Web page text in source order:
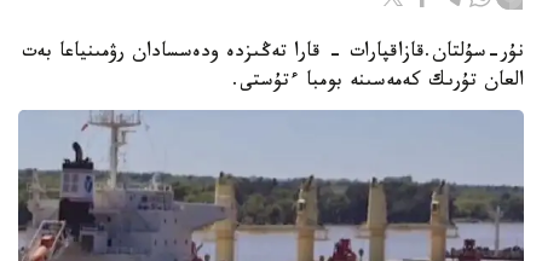
نۇر-سۇلتان.قازاقپارات - قارا تەڭىزدە ودەسسادان رۋمىنياعا بەت
العان تۇرىك كەمەسىنە بومبا ءتۇستى.